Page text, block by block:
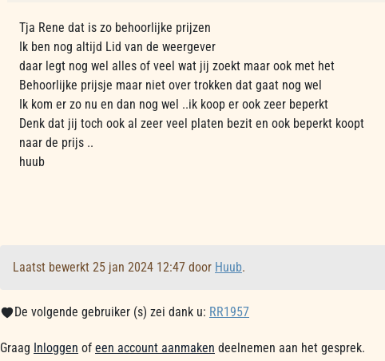
Tja Rene dat is zo behoorlijke prijzen
Ik ben nog altijd Lid van de weergever
daar legt nog wel alles of veel wat jij zoekt maar ook met het
Behoorlijke prijsje maar niet over trokken dat gaat nog wel
Ik kom er zo nu en dan nog wel ..ik koop er ook zeer beperkt
Denk dat jij toch ook al zeer veel platen bezit en ook beperkt koopt
naar de prijs ..
huub
Laatst bewerkt 25 jan 2024 12:47 door Huub.
De volgende gebruiker (s) zei dank u: RR1957
Graag Inloggen of een account aanmaken deelnemen aan het gesprek.